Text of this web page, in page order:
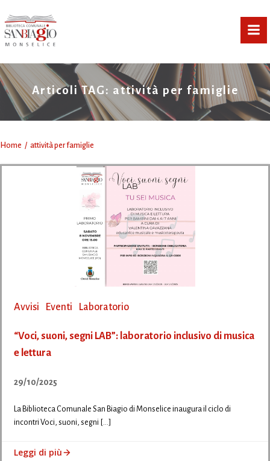
Articoli TAG: attività per famiglie
Home attività per famiglie
Avvisi Eventi Laboratorio
“Voci, suoni, segni LAB”: laboratorio inclusivo di musica
e lettura
29/10/2025
La Biblioteca Comunale San Biagio di Monselice inaugura il ciclo di
incontri Voci, suoni, segni […]
Leggi di più